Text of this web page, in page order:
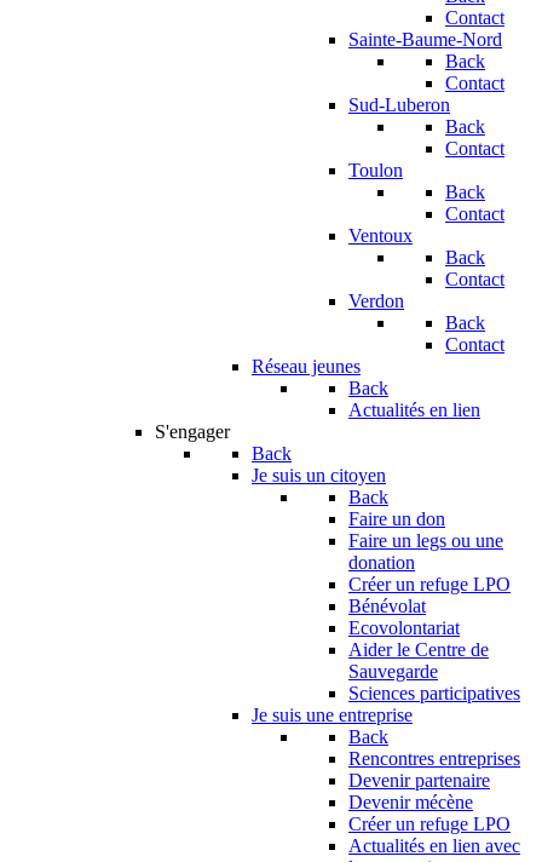
Contact
Sainte-Baume-Nord
Back
Contact
Sud-Luberon
Back
Contact
Toulon
Back
Contact
Ventoux
Back
Contact
Verdon
Back
Contact
Réseau jeunes
Back
Actualités en lien
S'engager
Back
Je suis un citoyen
Back
Faire un don
Faire un legs ou une
donation
Créer un refuge LPO
Bénévolat
Ecovolontariat
Aider le Centre de
Sauvegarde
Sciences participatives
Je suis une entreprise
Back
Rencontres entreprises
Devenir partenaire
Devenir mécène
Créer un refuge LPO
Actualités en lien avec